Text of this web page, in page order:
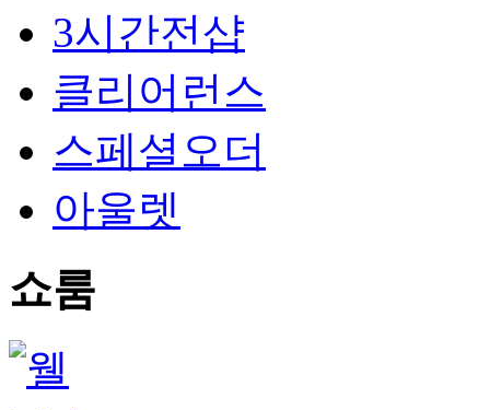
3시간전샵
클리어런스
스페셜오더
아울렛
쇼룸